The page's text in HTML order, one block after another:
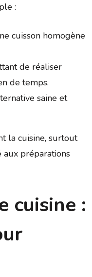
:
cuisson homogène
de réaliser
de temps.
saine et
la cuisine, surtout
aux préparations
cuisine :